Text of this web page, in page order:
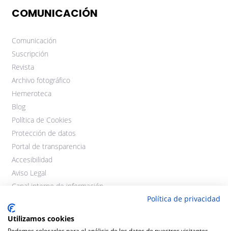
COMUNICACIÓN
Comunicación
Suscripción
Revista
Archivo fotográfico
Hemeroteca
Blog
Política de Cookies
Protección de datos
Portal de transparencia
Accesibilidad
Aviso Legal
Canal interno de información
Política de privacidad
Utilizamos cookies